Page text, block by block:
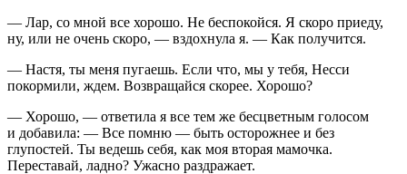
— Лар, со мной все хорошо. Не беспокойся. Я скоро приеду,
ну, или не очень скоро, — вздохнула я. — Как получится.
— Настя, ты меня пугаешь. Если что, мы у тебя, Несси
покормили, ждем. Возвращайся скорее. Хорошо?
— Хорошо, — ответила я все тем же бесцветным голосом
и добавила: — Все помню — быть осторожнее и без
глупостей. Ты ведешь себя, как моя вторая мамочка.
Переставай, ладно? Ужасно раздражает.